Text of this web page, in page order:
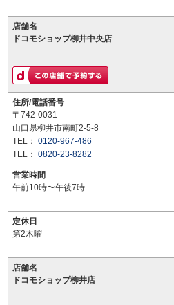
店舗名
ドコモショップ柳井中央店
住所/電話番号
〒742-0031
山口県柳井市南町2-5-8
TEL： 0120-967-486
TEL： 0820-23-8282
営業時間
午前10時〜午後7時
定休日
第2木曜
店舗名
ドコモショップ柳井店